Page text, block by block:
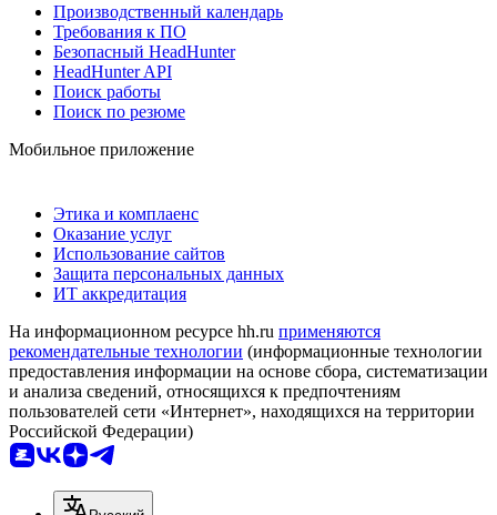
Производственный календарь
Требования к ПО
Безопасный HeadHunter
HeadHunter API
Поиск работы
Поиск по резюме
Мобильное приложение
Этика и комплаенс
Оказание услуг
Использование сайтов
Защита персональных данных
ИТ аккредитация
На информационном ресурсе hh.ru применяются
рекомендательные технологии (информационные технологии
предоставления информации на основе сбора, систематизации
и анализа сведений, относящихся к предпочтениям
пользователей сети «Интернет», находящихся на территории
Российской Федерации)